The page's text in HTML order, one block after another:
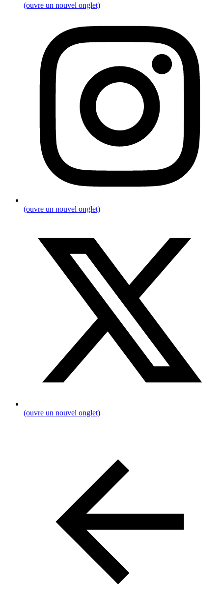
(ouvre un nouvel onglet)
(ouvre un nouvel onglet)
(ouvre un nouvel onglet)